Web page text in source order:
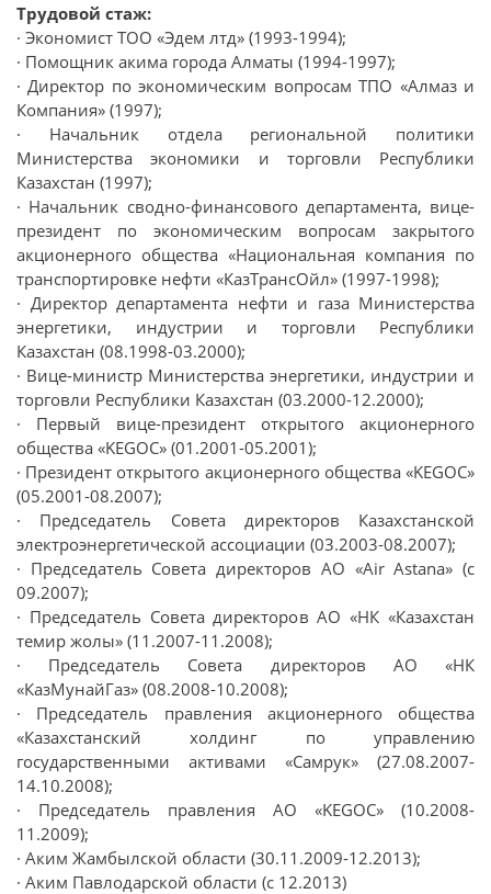
Трудовой стаж:
· Экономист ТОО «Эдем лтд» (1993-1994);
· Помощник акима города Алматы (1994-1997);
· Директор по экономическим вопросам ТПО «Алмаз и
Компания» (1997);
· Начальник отдела региональной политики
Министерства экономики и торговли Республики
Казахстан (1997);
· Начальник сводно-финансового департамента, вице-
президент по экономическим вопросам закрытого
акционерного общества «Национальная компания по
транспортировке нефти «КазТрансОйл» (1997-1998);
· Директор департамента нефти и газа Министерства
энергетики, индустрии и торговли Республики
Казахстан (08.1998-03.2000);
· Вице-министр Министерства энергетики, индустрии и
торговли Республики Казахстан (03.2000-12.2000);
· Первый вице-президент открытого акционерного
общества «KEGOC» (01.2001-05.2001);
· Президент открытого акционерного общества «KEGOC»
(05.2001-08.2007);
· Председатель Совета директоров Казахстанской
электроэнергетической ассоциации (03.2003-08.2007);
· Председатель Совета директоров АО «Air Astana» (с
09.2007);
· Председатель Совета директоров АО «НК «Казахстан
темир жолы» (11.2007-11.2008);
· Председатель Совета директоров АО «НК
«КазМунайГаз» (08.2008-10.2008);
· Председатель правления акционерного общества
«Казахстанский холдинг по управлению
государственными активами «Самрук» (27.08.2007-
14.10.2008);
· Председатель правления АО «KEGOC» (10.2008-
11.2009);
· Аким Жамбылской области (30.11.2009-12.2013);
· Аким Павлодарской области (с 12.2013)